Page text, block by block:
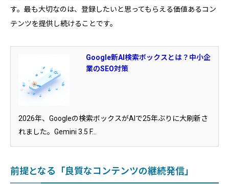
す。最も大切なのは、登録したいと思ってもらえる価値あるコン
テンツを提供し続けることです。
Google新AI検索ボックスとは？中小企
業のSEO対策
2026年、Googleの検索ボックスがAIで25年ぶりに大刷新さ
れました。Gemini 3.5 F...
前提となる「良質なコンテンツの継続発信」